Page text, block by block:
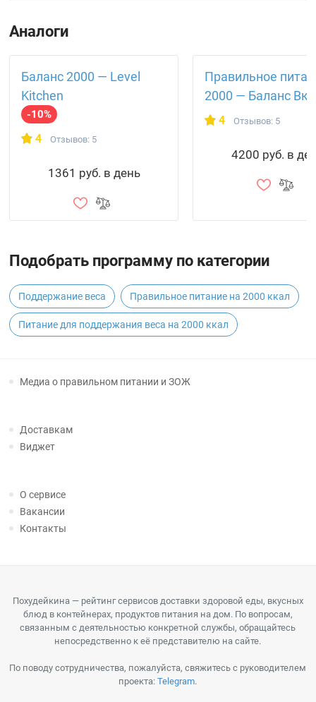
Аналоги
Баланс 2000 — Level
Kitchen
-10%
4 Отзывов: 5
1361 руб. в день
Правильное
2000 — Баланс
4 Отзывов: 5
4200 руб. в
Подобрать программу по категории
Поддержание веса Правильное питание на 2000 ккал
Питание для поддержания веса на 2000 ккал
Медиа о правильном питании и ЗОЖ
Доставкам
Виджет
О сервисе
Вакансии
Контакты
Похудейкина — рейтинг сервисов доставки здоровой еды, вкусных
блюд в контейнерах, продуктов питания на дом. По вопросам,
связанным с деятельностью конкретной службы, обращайтесь
непосредственно к её представителю на сайте.
По поводу сотрудничества, пожалуйста, свяжитесь с руководителем
проекта:Telegram.